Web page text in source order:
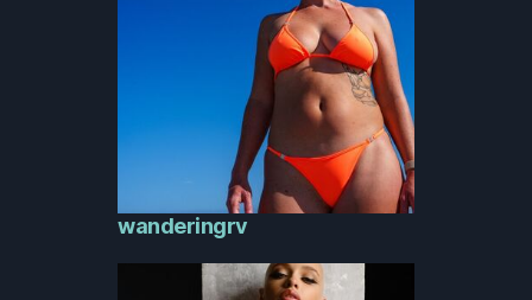
wanderingrv